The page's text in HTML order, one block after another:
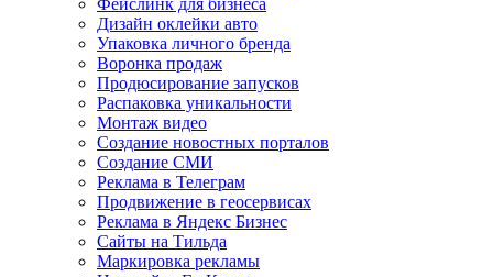
Фейслинк для бизнеса
Дизайн оклейки авто
Упаковка личного бренда
Воронка продаж
Продюсирование запусков
Распаковка уникальности
Монтаж видео
Создание новостных порталов
Cоздание СМИ
Реклама в Телеграм
Продвижение в геосервисах
Реклама в Яндекс Бизнес
Сайты на Тильда
Маркировка рекламы